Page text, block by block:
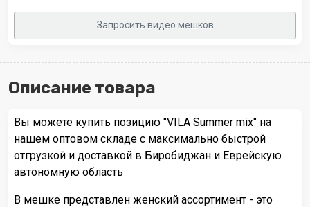
Запросить видео мешков
Описание товара
Вы можете купить позицию "VILA Summer mix" на
нашем оптовом складе с максимально быстрой
отгрузкой и доставкой в Биробиджан и Еврейскую
автономную область
В мешке представлен женский ассортимент - это